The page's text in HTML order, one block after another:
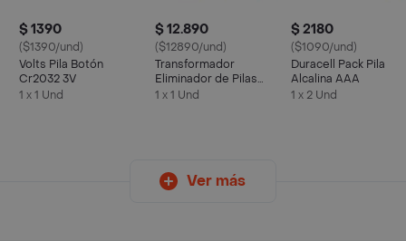
$ 1390
($1390/und)
Volts Pila Botón
Cr2032 3V
1 x 1 Und
$ 12.890
($12890/und)
Transformador
Eliminador de Pilas
Universal
1 x 1 Und
$ 2180
($1090/und)
Duracell Pack Pila
Alcalina AAA
1 x 2 Und
Ver más